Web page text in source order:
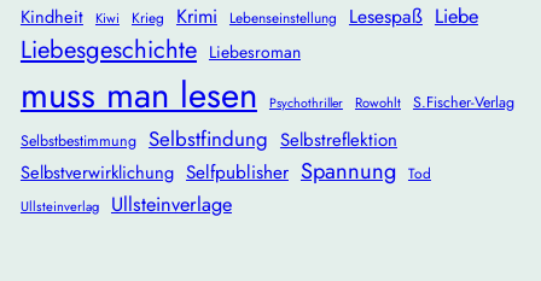
Kindheit Kiwi Krieg Krimi Lebenseinstellung Lesespaß Liebe
Liebesgeschichte Liebesroman
muss man lesen Psychothriller Rowohlt
S.Fischer-Verlag
Selbstbestimmung Selbstfindung Selbstreflektion
Selbstverwirklichung Selfpublisher Spannung Tod
Ullsteinverlag Ullsteinverlage